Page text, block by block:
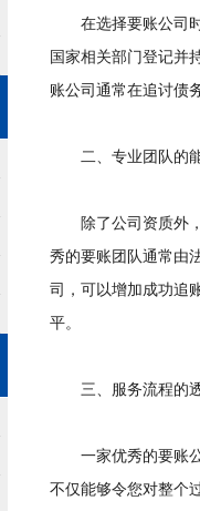
在选择要账公司时
国家相关部门登记并
账公司通常在追讨债
二、专业团队的
除了公司资质外，
秀的要账团队通常由
司，可以增加成功追
平。
三、服务流程的
一家优秀的要账公
不仅能够令您对整个